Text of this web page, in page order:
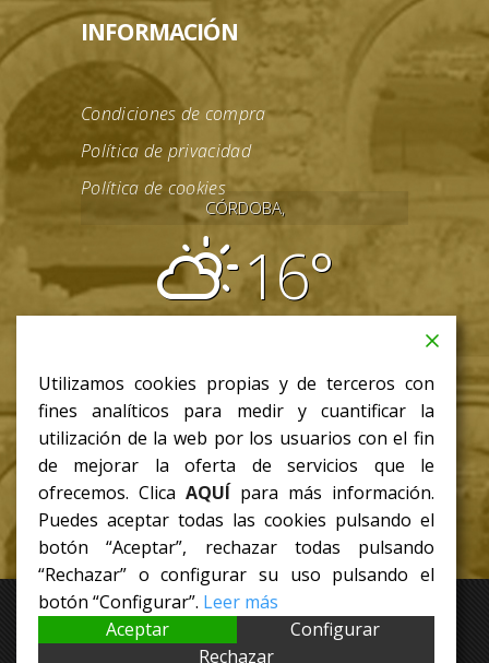
INFORMACIÓN
Condiciones de compra
Política de privacidad
Política de cookies
CÓRDOBA,
16°
jue
Utilizamos cookies propias y de terceros con
fines analíticos para medir y cuantificar la
utilización de la web por los usuarios con el fin
de mejorar la oferta de servicios que le
ofrecemos. Clica AQUÍ para más información.
Puedes aceptar todas las cookies pulsando el
botón “Aceptar”, rechazar todas pulsando
“Rechazar” o configurar su uso pulsando el
botón “Configurar”. Leer más
Aceptar
Configurar
Rechazar